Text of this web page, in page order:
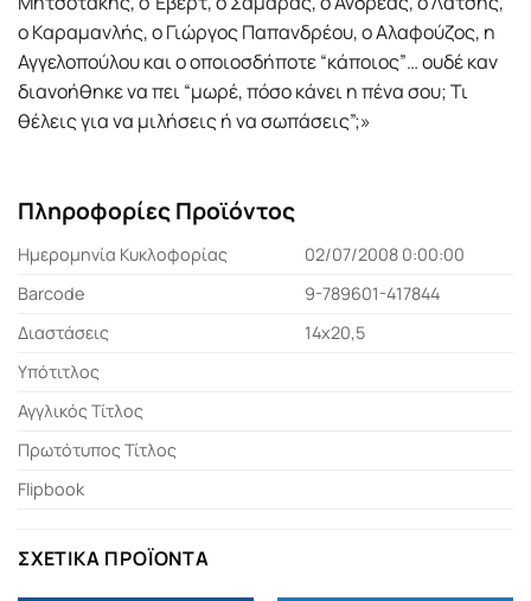
ο Καραμανλής, ο Γιώργος Παπανδρέου, ο Αλαφούζος, η
Αγγελοπούλου και ο οποιοσδήποτε “κάποιος”… ουδέ καν
διανοήθηκε να πει “μωρέ, πόσο κάνει η πένα σου; Τι
θέλεις για να μιλήσεις ή να σωπάσεις”;»
Πληροφορίες Προϊόντος
Ημερομηνία Κυκλοφορίας
02/07/2008 0:00:00
Barcode
9-789601-417844
Διαστάσεις
14x20,5
Υπότιτλος
Αγγλικός Τίτλος
Πρωτότυπος Τίτλος
Flipbook
ΣΧΕΤΙΚΆ ΠΡΟΪΌΝΤΑ